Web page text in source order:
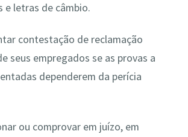
e letras de câmbio.
contestação de reclamação
seus empregados se as provas a
dependerem da perícia
ou comprovar em juízo, em